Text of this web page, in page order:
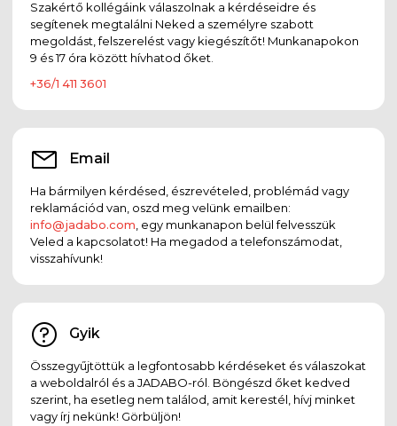
Szakértő kollégáink válaszolnak a kérdéseidre és
segítenek megtalálni Neked a személyre szabott
megoldást, felszerelést vagy kiegészítőt! Munkanapokon
9 és 17 óra között hívhatod őket.
+36/1 411 3601
Email
Ha bármilyen kérdésed, észrevételed, problémád vagy
reklamációd van, oszd meg velünk emailben:
info@jadabo.com , egy munkanapon belül felvesszük
Veled a kapcsolatot! Ha megadod a telefonszámodat,
visszahívunk!
Gyik
Összegyűjtöttük a legfontosabb kérdéseket és válaszokat
a weboldalról és a JADABO-ról. Böngészd őket kedved
szerint, ha esetleg nem találod, amit kerestél, hívj minket
vagy írj nekünk! Görbüljön!